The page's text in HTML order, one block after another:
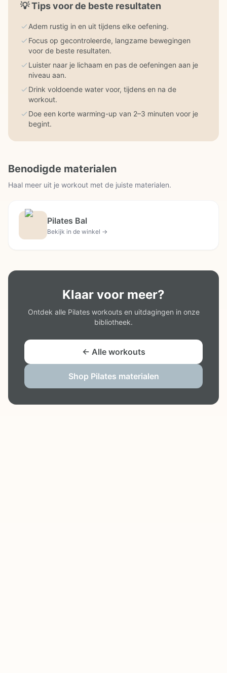
💡Tips voor de beste resultaten
Adem rustig in en uit tijdens elke oefening.
Focus op gecontroleerde, langzame bewegingen
voor de beste resultaten.
Luister naar je lichaam en pas de oefeningen aan je
niveau aan.
Drink voldoende water voor, tijdens en na de
workout.
Doe een korte warming-up van 2–3 minuten voor je
begint.
Benodigde materialen
Haal meer uit je workout met de juiste materialen.
Pilates Bal
Bekijk in de winkel →
Klaar voor meer?
Ontdek alle Pilates workouts en uitdagingen in onze
bibliotheek.
← Alle workouts
Shop Pilates materialen